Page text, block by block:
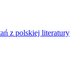
z polskiej literatury